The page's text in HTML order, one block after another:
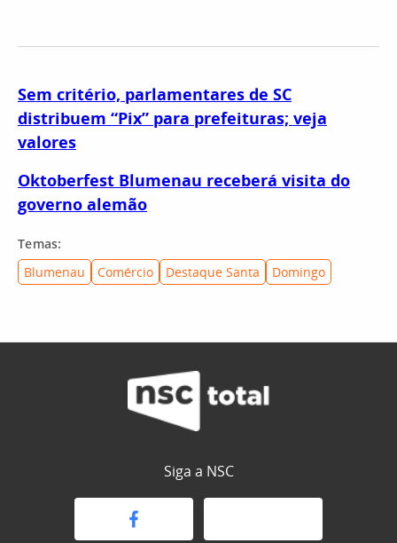
Sem critério, parlamentares de SC
distribuem “Pix” para prefeituras; veja
valores
Oktoberfest Blumenau receberá visita do
governo alemão
Temas:
Blumenau
Comércio Destaque Santa Domingo
Siga a NSC